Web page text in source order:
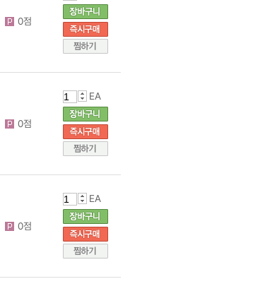
0점
0점
EA
0점
EA